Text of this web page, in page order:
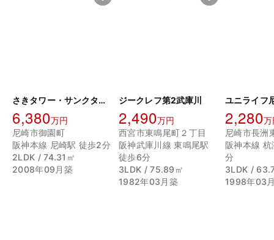
さきタワー・サンクタス尼崎駅前
6,380万円
尼崎市御園町
阪神本線 尼崎駅 徒歩2分
2LDK / 74.31㎡
2008年09月築
ジークレフ第2武庫川
2,490万円
西宮市東鳴尾町２丁目
阪神武庫川線 東鳴尾駅
徒歩6分
3LDK / 75.89㎡
1982年03月築
ユニライフ
2,280万
尼崎市長洲
阪神本線
分
3LDK /
1998年03